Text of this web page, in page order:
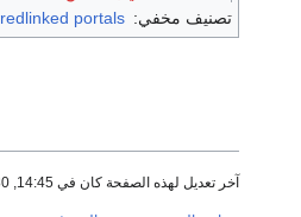
تصنيف مخفي: portals
آخر تعديل لهذه الصفحة كان في 14:45, 30 ديسمبر 2025.